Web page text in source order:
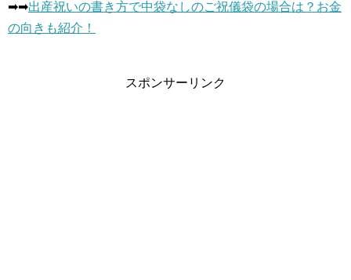
➡︎➡︎出産祝いの書き方で中袋なしのご祝儀袋の場合は？お金
の向きも紹介！
スポンサーリンク